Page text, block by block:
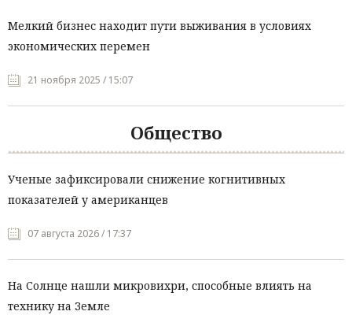
Мелкий бизнес находит пути выживания в условиях
экономических перемен
21 ноября 2025 / 15:07
Общество
Ученые зафиксировали снижение когнитивных
показателей у американцев
07 августа 2026 / 17:37
На Солнце нашли микровихри, способные влиять на
технику на Земле